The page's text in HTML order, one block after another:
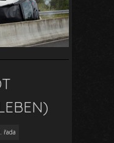
řada